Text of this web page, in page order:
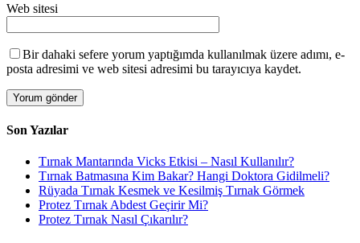
Web sitesi
Bir dahaki sefere yorum yaptığımda kullanılmak üzere adımı, e-
posta adresimi ve web sitesi adresimi bu tarayıcıya kaydet.
Son Yazılar
Tırnak Mantarında Vicks Etkisi – Nasıl Kullanılır?
Tırnak Batmasına Kim Bakar? Hangi Doktora Gidilmeli?
Rüyada Tırnak Kesmek ve Kesilmiş Tırnak Görmek
Protez Tırnak Abdest Geçirir Mi?
Protez Tırnak Nasıl Çıkarılır?